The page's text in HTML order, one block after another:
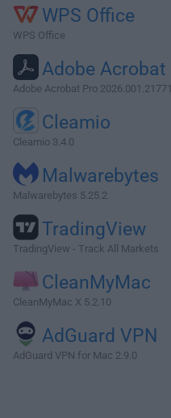
WPS Office
WPS Office
Adobe Acrobat
Adobe Acrobat Pro 2026.001.21771
Cleamio
Cleamio 3.4.0
Malwarebytes
Malwarebytes 5.25.2
TradingView
TradingView - Track All Markets
CleanMyMac
CleanMyMac X 5.2.10
AdGuard VPN
AdGuard VPN for Mac 2.9.0